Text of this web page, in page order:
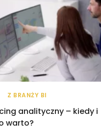
Z BRANŻY BI
analityczny – kiedy i
warto?